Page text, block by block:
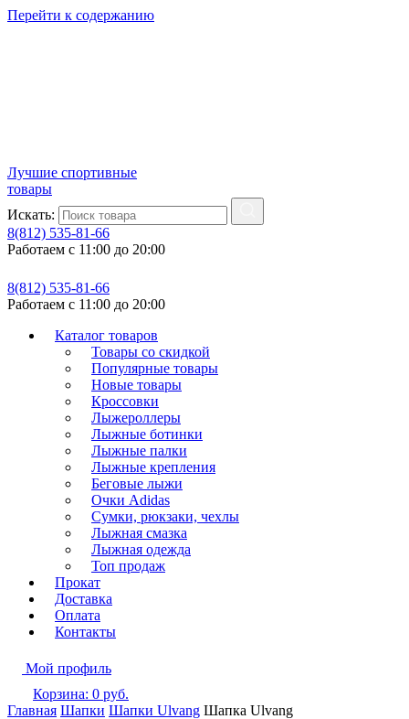
Перейти к содержанию
Лучшие спортивные
товары
Искать:
8(812) 535-81-66
Работаем с 11:00 до 20:00
8(812) 535-81-66
Работаем с 11:00 до 20:00
Каталог товаров
Товары со скидкой
Популярные товары
Новые товары
Кроссовки
Лыжероллеры
Лыжные ботинки
Лыжные палки
Лыжные крепления
Беговые лыжи
Очки Adidas
Сумки, рюкзаки, чехлы
Лыжная смазка
Лыжная одежда
Топ продаж
Прокат
Доставка
Оплата
Контакты
Мой профиль
Корзина: 0 руб.
Главная Шапки Шапки Ulvang Шапка Ulvang